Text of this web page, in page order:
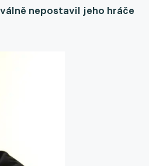
nepostavil jeho hráče